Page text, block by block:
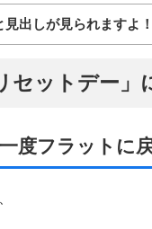
見出しが見られますよ
セットデー」
度フラットに